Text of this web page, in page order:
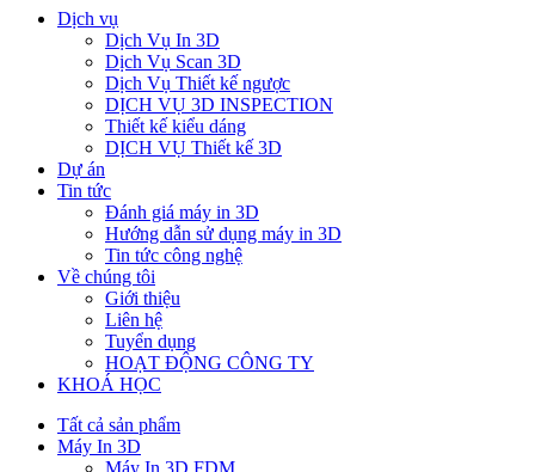
Dịch vụ
Dịch Vụ In 3D
Dịch Vụ Scan 3D
Dịch Vụ Thiết kế ngược
DỊCH VỤ 3D INSPECTION
Thiết kế kiểu dáng
DỊCH VỤ Thiết kế 3D
Dự án
Tin tức
Đánh giá máy in 3D
Hướng dẫn sử dụng máy in 3D
Tin tức công nghệ
Về chúng tôi
Giới thiệu
Liên hệ
Tuyển dụng
HOẠT ĐỘNG CÔNG TY
KHOÁ HỌC
Tất cả sản phẩm
Máy In 3D
Máy In 3D FDM